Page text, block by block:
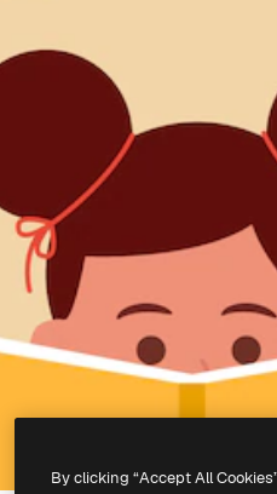
By clicking “Accept All